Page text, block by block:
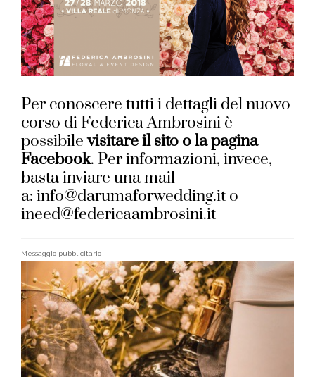
Per conoscere tutti i dettagli del nuovo
corso di Federica Ambrosini è
possibilevisitare il sito o la pagina
Facebook. Per informazioni, invece,
basta inviare una mail
a: info@darumaforwedding.it o
ineed@federicaambrosini.it
Messaggio pubblicitario